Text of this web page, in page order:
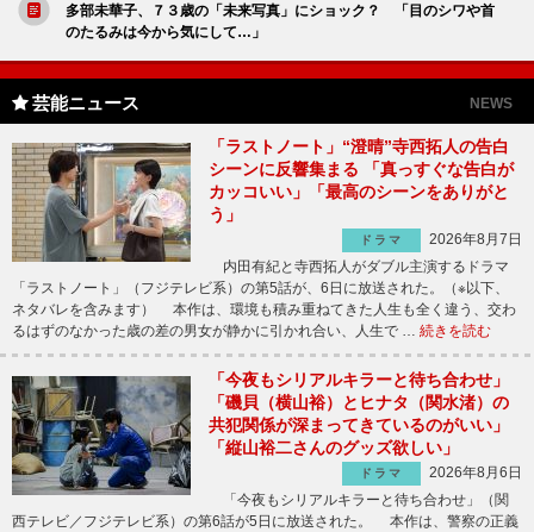
多部未華子、７３歳の「未来写真」にショック？ 「目のシワや首
のたるみは今から気にして…」
芸能ニュース NEWS
「ラストノート」“澄晴”寺西拓人の告白
シーンに反響集まる 「真っすぐな告白が
カッコいい」「最高のシーンをありがと
う」
ドラマ
2026年8月7日
内田有紀と寺西拓人がダブル主演するドラマ
「ラストノート」（フジテレビ系）の第5話が、6日に放送された。（※以下、
ネタバレを含みます） 本作は、環境も積み重ねてきた人生も全く違う、交わ
るはずのなかった歳の差の男女が静かに引かれ合い、人生で … 続きを読む
「今夜もシリアルキラーと待ち合わせ」
「磯貝（横山裕）とヒナタ（関水渚）の
共犯関係が深まってきているのがいい」
「縦山裕二さんのグッズ欲しい」
ドラマ
2026年8月6日
「今夜もシリアルキラーと待ち合わせ」（関
西テレビ／フジテレビ系）の第6話が5日に放送された。 本作は、警察の正義